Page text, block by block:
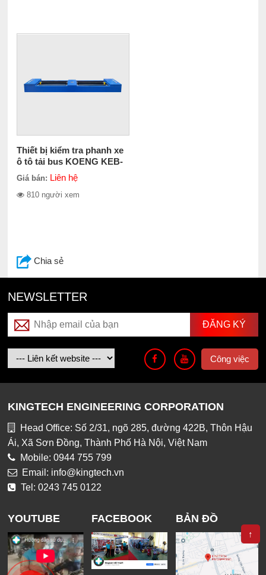
Thiết bị kiểm tra phanh xe
ô tô tải bus KOENG KEB-
15000
Giá bán: Liên hệ
810 người xem
Chia sẻ
NEWSLETTER
Công việc
KINGTECH ENGINEERING CORPORATION
Head Office: Số 2/31, ngõ 285, đường 422B, Thôn Hậu
Ái, Xã Sơn Đồng, Thành Phố Hà Nội, Việt Nam
Mobile: 0944 755 799
Email: info@kingtech.vn
Tel: 0243 745 0122
YOUTUBE FACEBOOK BẢN ĐỒ
↑